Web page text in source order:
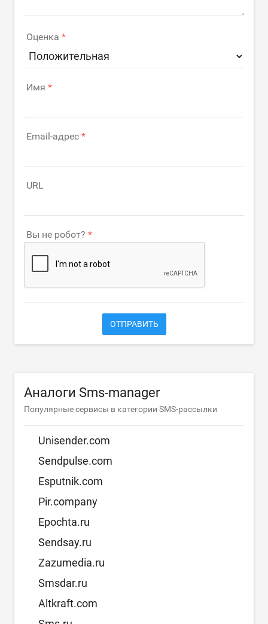
Оценка
Имя
Email-адрес
URL
Вы не робот?
ОТПРАВИТЬ
Аналоги Sms-manager
Популярные сервисы в категории SMS-рассылки
Unisender.com
Sendpulse.com
Esputnik.com
Pir.company
Epochta.ru
Sendsay.ru
Zazumedia.ru
Smsdar.ru
Altkraft.com